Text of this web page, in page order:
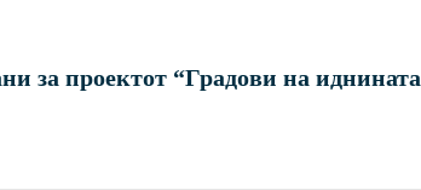
за проектот “Градови на иднината